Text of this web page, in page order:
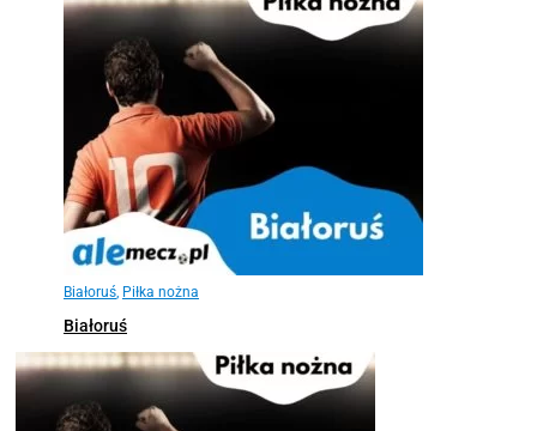
Białoruś, Piłka nożna
Białoruś